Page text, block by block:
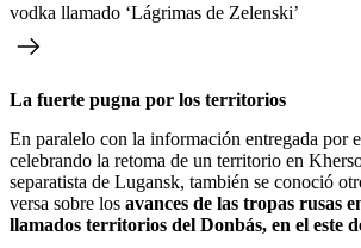
vodka llamado ‘Lágrimas de Zelenski’
La fuerte pugna por los territorios
En paralelo con la información entregada por
celebrando la retoma de un territorio en
separatista de Lugansk, también se conoció
versa sobre los avances de las tropas rusas
llamados territorios del Donbás, en el este